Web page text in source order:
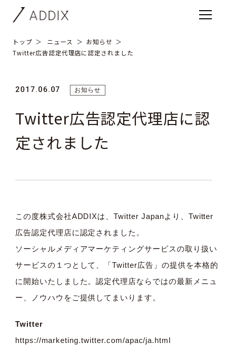
トップ ニュース
お知らせ
Twitter広告認定代理店に認定されました
2017.06.07 お知らせ
Twitter広告認定代理店に認
定されました
この度株式会社ADDIXは、Twitter Japanより、Twitter
広告認定代理店に認定されました。
ソーシャルメディアマーケティングサービスの取り扱い
サービスの１つとして、「Twitter広告」の提供を本格的
に開始いたしました。認定代理店ならではの最新メニュ
ー、ノウハウをご提供してまいります。
Twitter
https://marketing.twitter.com/apac/ja.html